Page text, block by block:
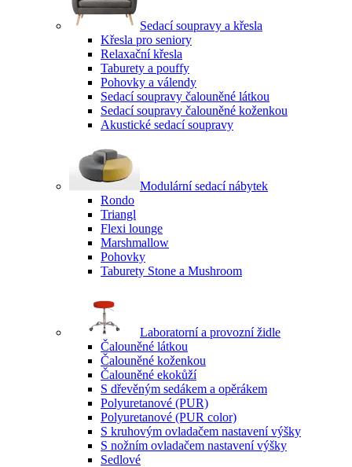
Sedací soupravy a křesla
Křesla pro seniory
Relaxační křesla
Taburety a pouffy
Pohovky a válendy
Sedací soupravy čalouněné látkou
Sedací soupravy čalouněné koženkou
Akustické sedací soupravy
Modulární sedací nábytek
Rondo
Triangl
Flexi lounge
Marshmallow
Pohovky
Taburety Stone a Mushroom
Laboratorní a provozní židle
Čalouněné látkou
Čalouněné koženkou
Čalouněné ekokůží
S dřevěným sedákem a opěrákem
Polyuretanové (PUR)
Polyuretanové (PUR color)
S kruhovým ovladačem nastavení výšky
S nožním ovladačem nastavení výšky
Sedlové